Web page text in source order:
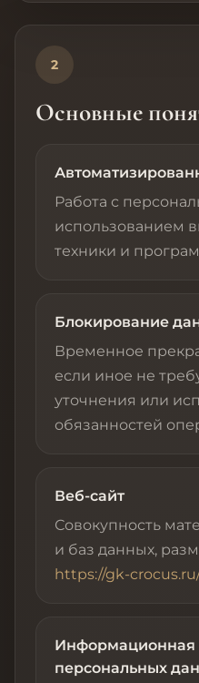
2
Основные
Работа с
использованием
техники и
Блокирование
Временное
если иное не
уточнения или
обязанностей
Веб-сайт
Совокупность
и баз данных,
https://gk-crocus.ru/
Информационная
персональных